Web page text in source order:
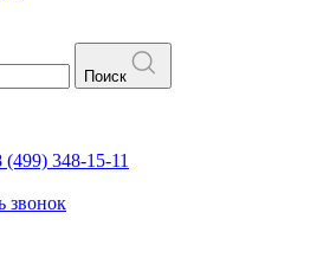
Поиск
(499) 348-15-11
звонок